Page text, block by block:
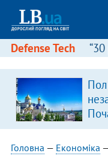
Defense Tech “30
Головна — Економіка